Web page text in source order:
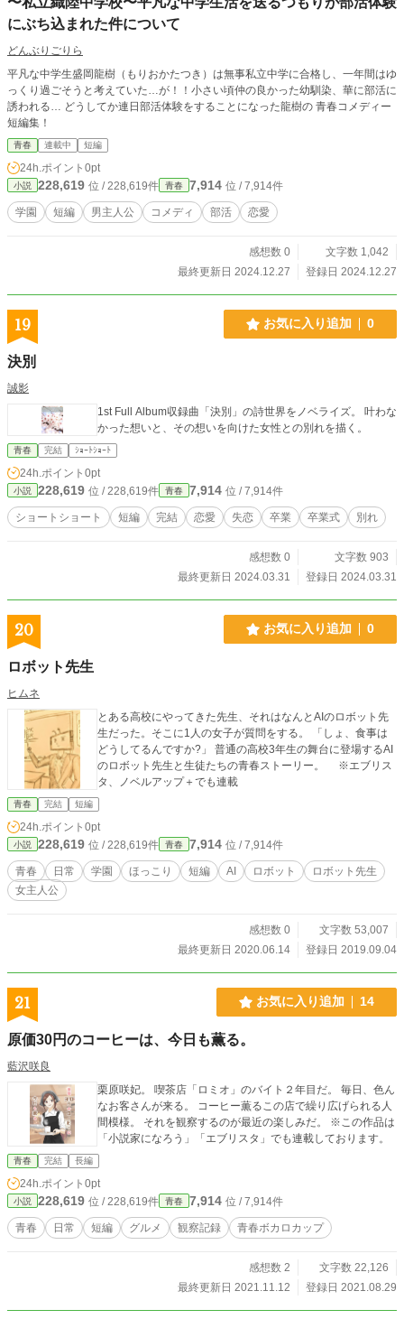
にぶち込まれた件について
どんぶりごりら
平凡な中学生盛岡龍樹（もりおかたつき）は無事私立中学に合格し、一年間はゆ
っくり過ごそうと考えていた…が！！小さい頃仲の良かった幼馴染、華に部活に
誘われる… どうしてか連日部活体験をすることになった龍樹の 青春コメディー
短編集！
青春 連載中 短編
24h.ポイント 0pt
小説 228,619 位 / 228,619件 青春 7,914 位 / 7,914件
学園 短編 男主人公 コメディ 部活 恋愛
感想数 0
文字数 1,042
最終更新日 2024.12.27
登録日 2024.12.27
19 お気に入り追加 0
決別
誠影
1st Full Album収録曲「決別」の詩世界をノベライズ。 叶わな
かった想いと、その想いを向けた女性との別れを描く。
青春 完結 ｼｮｰﾄｼｮｰﾄ
24h.ポイント 0pt
小説 228,619 位 / 228,619件 青春 7,914 位 / 7,914件
ショートショート 短編 完結 恋愛 失恋 卒業 卒業式 別れ
感想数 0
文字数 903
最終更新日 2024.03.31
登録日 2024.03.31
20 お気に入り追加 0
ロボット先生
ヒムネ
とある高校にやってきた先生、それはなんとAIのロボット先
生だった。そこに1人の女子が質問をする。 「しょ、食事は
どうしてるんですか?」 普通の高校3年生の舞台に登場するAI
のロボット先生と生徒たちの青春ストーリー。 ※エブリス
タ、ノベルアップ＋でも連載
青春 完結 短編
24h.ポイント 0pt
小説 228,619 位 / 228,619件 青春 7,914 位 / 7,914件
青春 日常 学園 ほっこり 短編 AI ロボット
ロボット先生
女主人公
感想数 0
文字数 53,007
最終更新日 2020.06.14
登録日 2019.09.04
21 お気に入り追加 14
原価30円のコーヒーは、今日も薫る。
藍沢咲良
栗原咲妃。 喫茶店「ロミオ」のバイト２年目だ。 毎日、色ん
なお客さんが来る。 コーヒー薫るこの店で繰り広げられる人
間模様。 それを観察するのが最近の楽しみだ。 ※この作品は
「小説家になろう」「エブリスタ」でも連載しております。
青春 完結 長編
24h.ポイント 0pt
小説 228,619 位 / 228,619件 青春 7,914 位 / 7,914件
青春 日常 短編 グルメ 観察記録 青春ボカロカップ
感想数 2
文字数 22,126
最終更新日 2021.11.12
登録日 2021.08.29